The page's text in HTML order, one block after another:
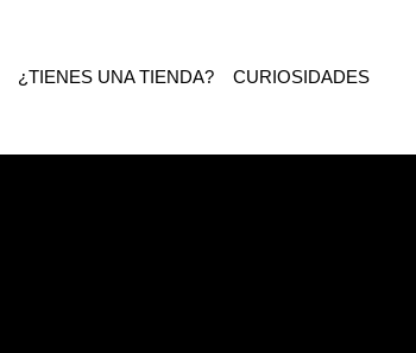
¿TIENES UNA TIENDA? CURIOSIDADES